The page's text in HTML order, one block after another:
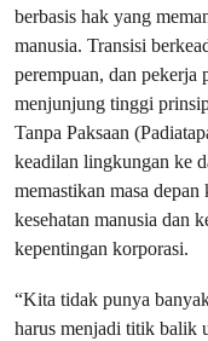
berbasis hak yang
manusia. Transisi
perempuan, dan pekerja
menjunjung tinggi
Tanpa Paksaan
keadilan lingkungan ke
memastikan masa
kesehatan manusia dan
kepentingan korporasi.
“Kita tidak punya
harus menjadi titik balik